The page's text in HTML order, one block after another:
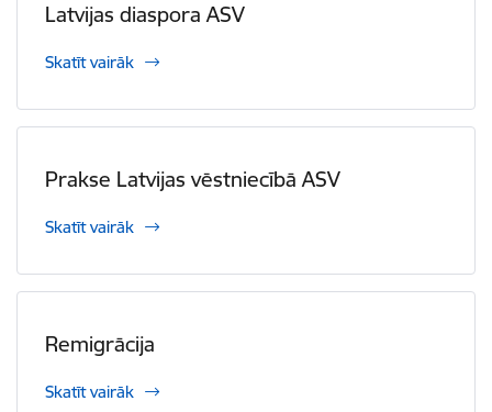
Latvijas diaspora ASV
Skatīt vairāk
Prakse Latvijas vēstniecībā ASV
Skatīt vairāk
Remigrācija
Skatīt vairāk